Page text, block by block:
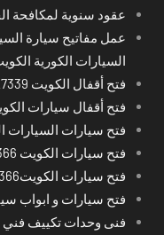
عقود سنوية لمكافحة
عمل مفاتيح سيارة
السيارات الكورية
فتح أقفال الكويت 52227339 قريب على موقعي
فتح أقفال سيارات الكويت66400366
فتح سيارات السيارات
فتح سيارات الكويت 66400366 قريب على موقعي
فتح سيارات الكويت66400366
فتح سيارات و ابواب
فنى وحدات تكييف فني